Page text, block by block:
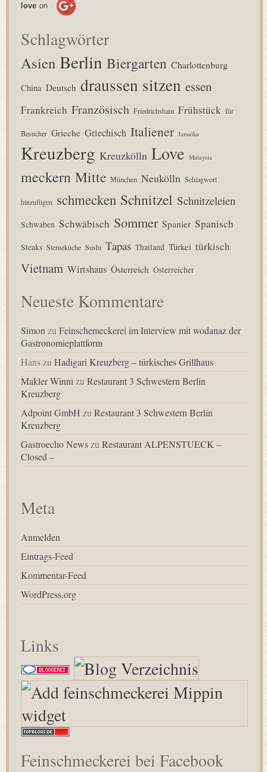
love on
Schlagwörter
Asien Berlin Biergarten Charlottenburg
China Deutsch draussen sitzen essen
Frankreich Französisch Friedrichshain Frühstück für
Besucher Grieche Griechisch Italiener Jamaika
Kreuzberg Kreuzkölln Love Malaysia
meckern Mitte München Neukölln Schlagwort
hinzufügen schmecken Schnitzel Schnitzeleien
Schwaben Schwäbisch Sommer Spanier Spanisch
Steaks Sterneküche Sushi Tapas Thailand Türkei türkisch
Vietnam Wirtshaus Österreich Österreicher
Neueste Kommentare
Simon zuFeinschemeckerei im Interview mit wodanaz der
Gastronomieplattform
Hans zuHadigari Kreuzberg – türkisches Grillhaus
Makler Winni zuRestaurant 3 Schwestern Berlin
Kreuzberg
Adpoint GmbH zuRestaurant 3 Schwestern Berlin
Kreuzberg
Gastroecho News zuRestaurant ALPENSTUECK –
Closed –
Meta
Anmelden
Eintrags-Feed
Kommentar-Feed
WordPress.org
Links
Feinschmeckerei bei Facebook